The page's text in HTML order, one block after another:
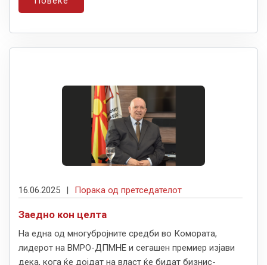
16.06.2025 | Порака од претседателот
Заедно кон целта
На една од многубројните средби во Комората,
лидерот на ВМРО-ДПМНЕ и сегашен премиер изјави
дека, кога ќе дојдат на власт ќе бидат бизнис-